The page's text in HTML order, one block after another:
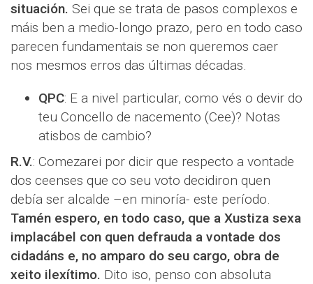
situación. Sei que se trata de pasos complexos e
máis ben a medio-longo prazo, pero en todo caso
parecen fundamentais se non queremos caer
nos mesmos erros das últimas décadas.
QPC: E a nivel particular, como vés o devir do
teu Concello de nacemento (Cee)? Notas
atisbos de cambio?
R.V.: Comezarei por dicir que respecto a vontade
dos ceenses que co seu voto decidiron quen
debía ser alcalde –en minoría- este período.
Tamén espero, en todo caso, que a Xustiza sexa
implacábel con quen defrauda a vontade dos
cidadáns e, no amparo do seu cargo, obra de
xeito ilexítimo. Dito iso, penso con absoluta